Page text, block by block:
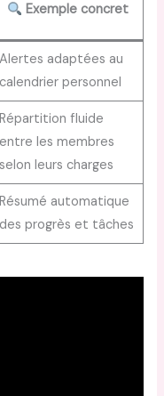
Exemple concret
Alertes adaptées au
calendrier personnel
Répartition fluide
entre les membres
selon leurs charges
Résumé automatique
des progrès et tâches